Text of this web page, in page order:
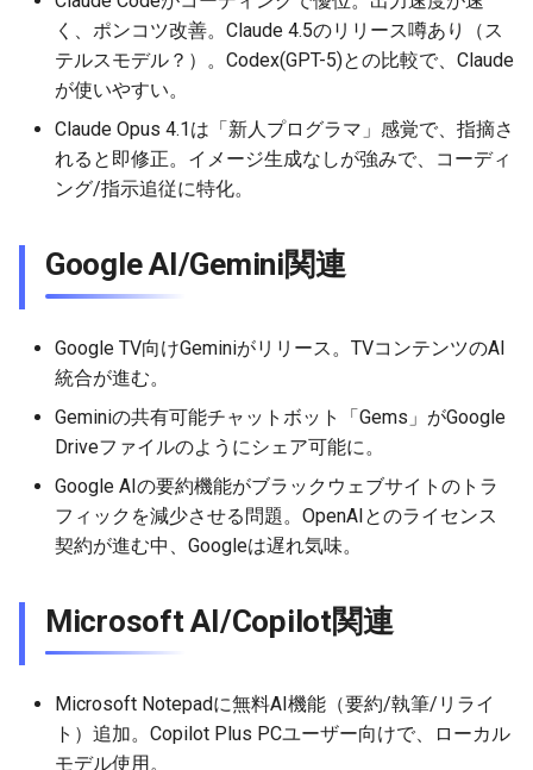
2026-06-16
2026-06-15
2026-06-14
2026-06-12
2026-06-10
2026-06-09
2026-06-08
2026-06-07
2026-06-04
2025-12-01
2025-11-30
2025-11-29
2025-11-27
2025-11-25
2025-11-24
2025-11-23
2025-11-22
2025-11-19
2026-06-16
2026-06-15
2026-06-14
2026-06-13
2026-06-12
2026-06-11
2026-06-10
2026-06-09
2026-06-08
2026-06-07
2026-06-06
2026-06-05
2026-06-04
2026-06-13
2026-06-12
2026-06-11
2026-06-09
2026-06-07
2026-06-06
2026-06-05
2026-06-04
2026-06-01
2025-12-01
2025-11-30
2025-11-29
2025-11-27
2025-11-25
2025-11-24
2025-11-23
2025-11-22
2025-11-19
2026-06-14
2026-06-13
2026-06-12
2026-06-10
2026-06-07
2026-06-06
2026-06-05
2026-06-04
2026-05-31
2025-12-01
2025-11-30
2025-11-29
2025-11-27
2025-11-25
2025-11-24
2025-11-23
2025-11-22
2025-11-19
2026-06-16
2026-06-15
2026-06-14
2026-06-12
2026-06-10
2026-06-09
2026-06-08
2026-06-07
2026-06-04
2026-06-10
2026-06-09
2026-06-08
2026-06-06
2026-06-04
2026-06-03
2026-06-02
2026-06-01
く、ポンコツ改善。Claude 4.5のリリース噂あり（ス
テルスモデル？）。Codex(GPT-5)との比較で、Claude
が使いやすい。
Claude Opus 4.1は「新人プログラマ」感覚で、指摘さ
れると即修正。イメージ生成なしが強みで、コーディ
ング/指示追従に特化。
Google AI/Gemini関連
Google TV向けGeminiがリリース。TVコンテンツのAI
統合が進む。
Geminiの共有可能チャットボット「Gems」がGoogle
Driveファイルのようにシェア可能に。
Google AIの要約機能がブラックウェブサイトのトラ
フィックを減少させる問題。OpenAIとのライセンス
契約が進む中、Googleは遅れ気味。
Microsoft AI/Copilot関連
Microsoft Notepadに無料AI機能（要約/執筆/リライ
ト）追加。Copilot Plus PCユーザー向けで、ローカル
モデル使用。